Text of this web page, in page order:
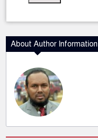
About Author Information